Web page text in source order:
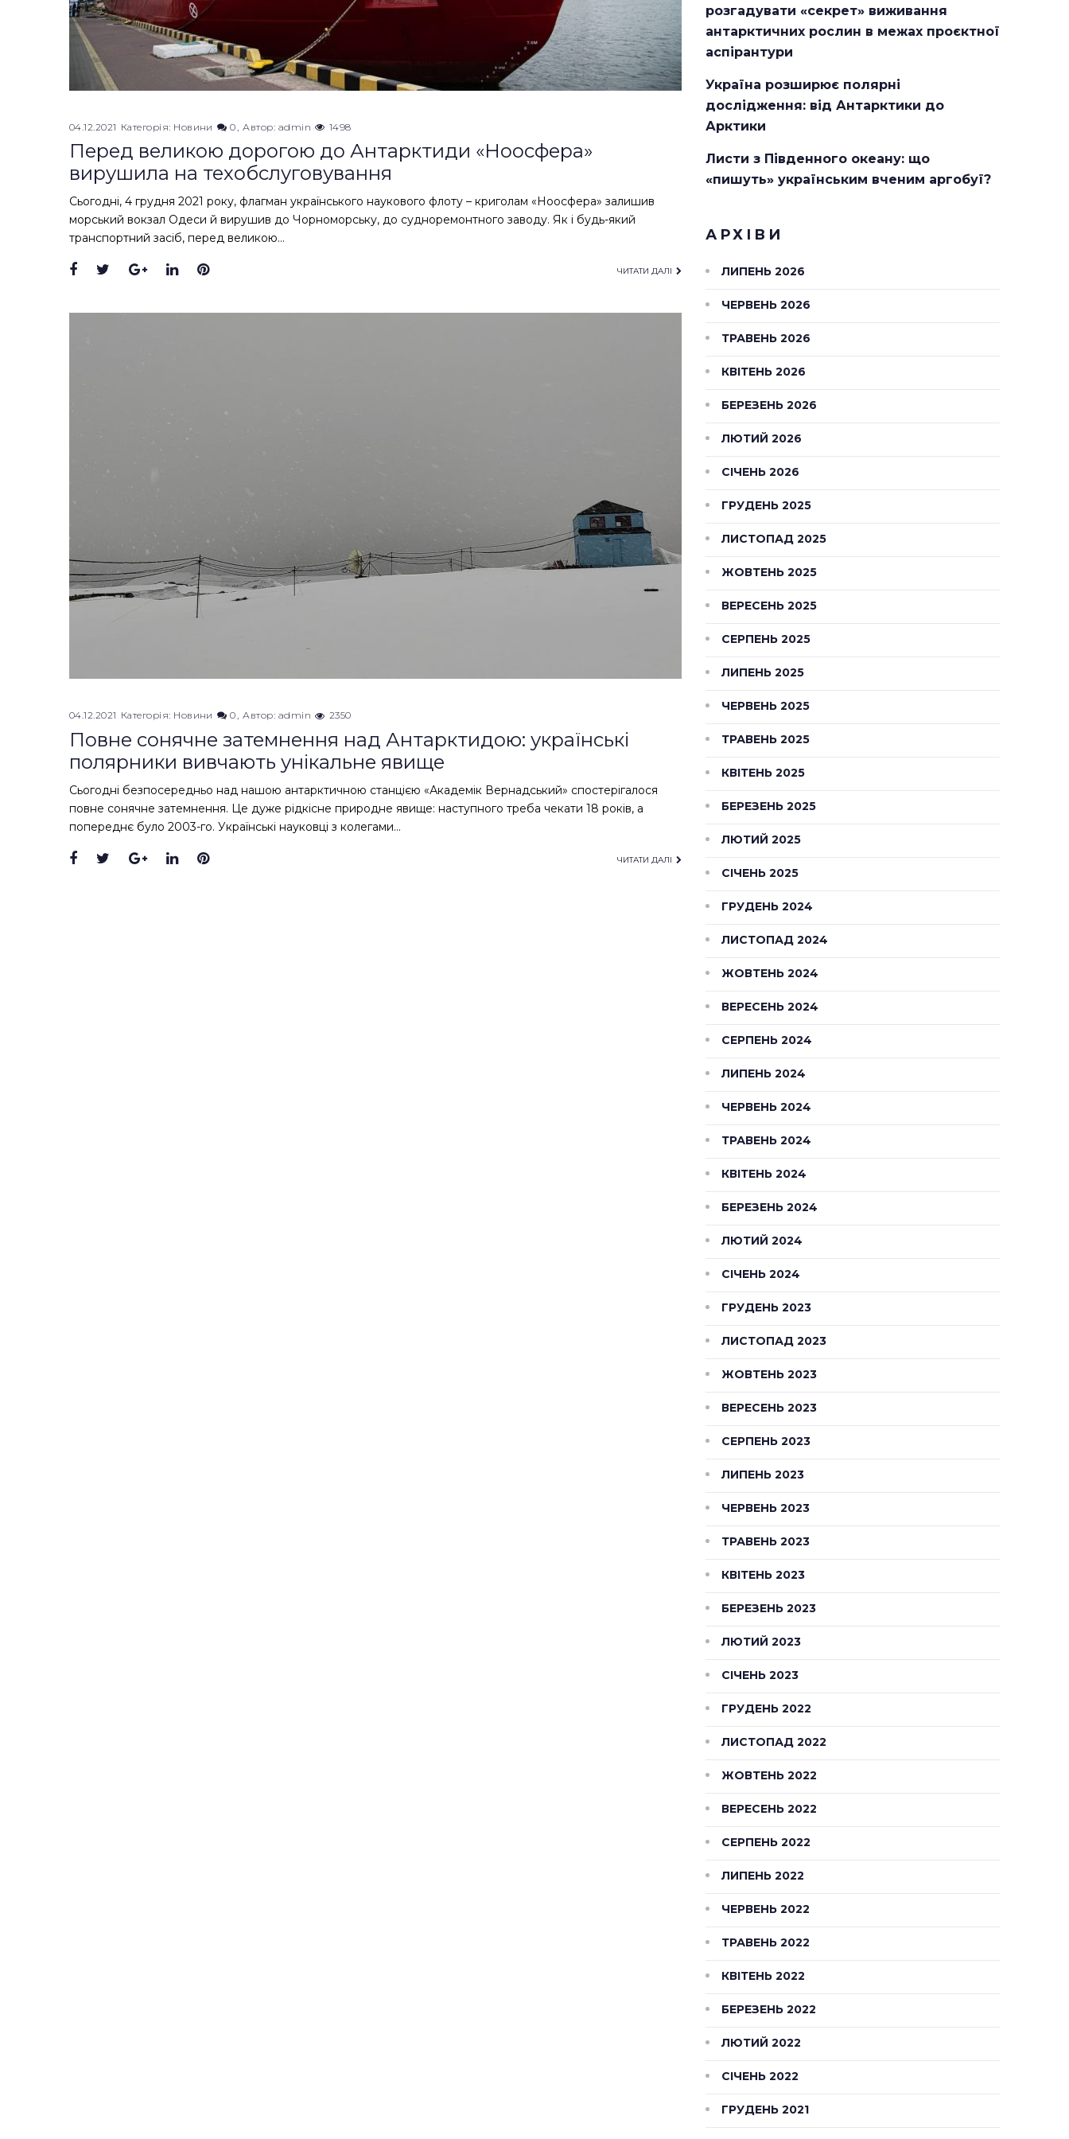
04.12.2021 Категорія: Новини 0 Автор: admin 1498
Перед великою дорогою до Антарктиди «Ноосфера»
вирушила на техобслуговування
Сьогодні, 4 грудня 2021 року, флагман українського наукового флоту – криголам «Ноосфера» залишив
морський вокзал Одеси й вирушив до Чорноморську, до судноремонтного заводу. Як і будь-який
транспортний засіб, перед великою…
Facebook
TwitterGoogle+
LinkedInPinterest ЧИТАТИ ДАЛІ
04.12.2021 Категорія: Новини 0 Автор: admin 2350
Повне сонячне затемнення над Антарктидою: українські
полярники вивчають унікальне явище
Сьогодні безпосередньо над нашою антарктичною станцією «Академік Вернадський» спостерігалося
повне сонячне затемнення. Це дуже рідкісне природне явище: наступного треба чекати 18 років, а
попереднє було 2003-го. Українські науковці з колегами…
Facebook
TwitterGoogle+
LinkedInPinterest ЧИТАТИ ДАЛІ
розгадувати «секрет» виживання
антарктичних рослин в межах проєктної
аспірантури
Україна розширює полярні
дослідження: від Антарктики до
Арктики
Листи з Південного океану: що
«пишуть» українським вченим аргобуї?
АРХІВИ
ЛИПЕНЬ 2026
ЧЕРВЕНЬ 2026
ТРАВЕНЬ 2026
КВІТЕНЬ 2026
БЕРЕЗЕНЬ 2026
ЛЮТИЙ 2026
СІЧЕНЬ 2026
ГРУДЕНЬ 2025
ЛИСТОПАД 2025
ЖОВТЕНЬ 2025
ВЕРЕСЕНЬ 2025
СЕРПЕНЬ 2025
ЛИПЕНЬ 2025
ЧЕРВЕНЬ 2025
ТРАВЕНЬ 2025
КВІТЕНЬ 2025
БЕРЕЗЕНЬ 2025
ЛЮТИЙ 2025
СІЧЕНЬ 2025
ГРУДЕНЬ 2024
ЛИСТОПАД 2024
ЖОВТЕНЬ 2024
ВЕРЕСЕНЬ 2024
СЕРПЕНЬ 2024
ЛИПЕНЬ 2024
ЧЕРВЕНЬ 2024
ТРАВЕНЬ 2024
КВІТЕНЬ 2024
БЕРЕЗЕНЬ 2024
ЛЮТИЙ 2024
СІЧЕНЬ 2024
ГРУДЕНЬ 2023
ЛИСТОПАД 2023
ЖОВТЕНЬ 2023
ВЕРЕСЕНЬ 2023
СЕРПЕНЬ 2023
ЛИПЕНЬ 2023
ЧЕРВЕНЬ 2023
ТРАВЕНЬ 2023
КВІТЕНЬ 2023
БЕРЕЗЕНЬ 2023
ЛЮТИЙ 2023
СІЧЕНЬ 2023
ГРУДЕНЬ 2022
ЛИСТОПАД 2022
ЖОВТЕНЬ 2022
ВЕРЕСЕНЬ 2022
СЕРПЕНЬ 2022
ЛИПЕНЬ 2022
ЧЕРВЕНЬ 2022
ТРАВЕНЬ 2022
КВІТЕНЬ 2022
БЕРЕЗЕНЬ 2022
ЛЮТИЙ 2022
СІЧЕНЬ 2022
ГРУДЕНЬ 2021